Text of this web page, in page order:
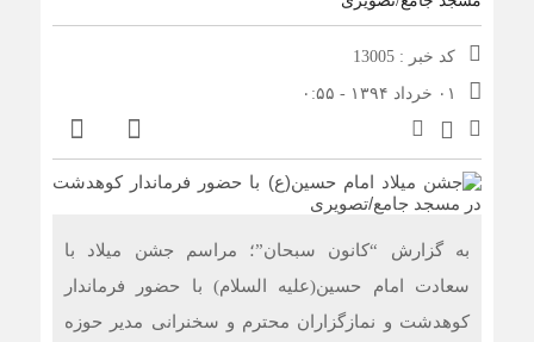
کوهدشت در آستانه اربعین؛ از آمادگی زیرساختی تا آمادگی
مردمی
تحول در زیرساخت‌های جاده‌ای کوهدشت برای تسهیل تردد
زائران اربعین
کد خبر : 13005
۰۱ خرداد ۱۳۹۴ - ۰:۵۵
به گزارش “کانون سبحان”؛ مراسم جشن میلاد با
سعادت امام حسین(علیه السلام) با حضور فرماندار
کوهدشت و نمازگزاران محترم و سخنرانی مدیر حوزه